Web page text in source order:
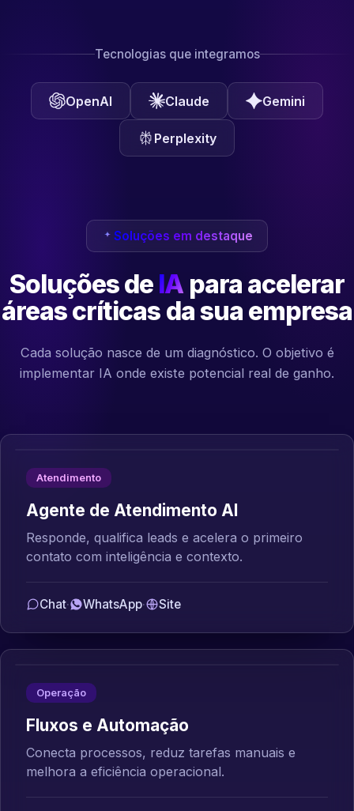
Tecnologias que integramos
OpenAI Claude Gemini
Perplexity
Soluções em destaque
Soluções de IA para acelerar
áreas críticas da sua empresa
Cada solução nasce de um diagnóstico. O objetivo é
implementar IA onde existe potencial real de ganho.
Atendimento
Agente de Atendimento AI
Responde, qualifica leads e acelera o primeiro
contato com inteligência e contexto.
Chat· WhatsApp· Site
Operação
Fluxos e Automação
Conecta processos, reduz tarefas manuais e
melhora a eficiência operacional.